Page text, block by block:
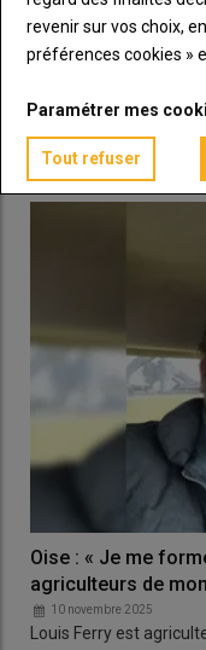
Pulvérisateur : les
L’hiver est arrivé et il
Nettoyage, contrôle
Oise : « Je me
agriculteurs de
10 novembre 2025
Louis Ferry est
revenir sur vos choix,
préférences cookies »
Paramétrer mes
Tout refuser